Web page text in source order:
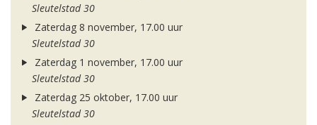
Sleutelstad 30
Zaterdag 8 november, 17.00 uur
Sleutelstad 30
Zaterdag 1 november, 17.00 uur
Sleutelstad 30
Zaterdag 25 oktober, 17.00 uur
Sleutelstad 30